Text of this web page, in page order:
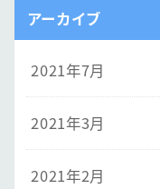
アーカイブ
2021年7月
2021年3月
2021年2月